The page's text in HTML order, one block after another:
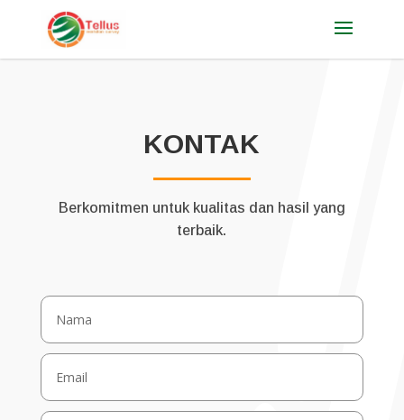
KONTAK
Berkomitmen untuk kualitas dan hasil yang
terbaik.